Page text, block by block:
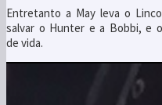
Entretanto a May leva o
salvar o Hunter e a Bobbi, e
de vida.